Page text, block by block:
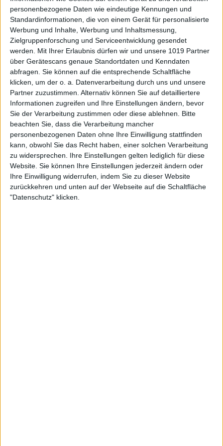
personenbezogene Daten wie eindeutige Kennungen und
Standardinformationen, die von einem Gerät für personalisierte
Werbung und Inhalte, Werbung und Inhaltsmessung,
Zielgruppenforschung und Serviceentwicklung gesendet
werden.
Mit Ihrer Erlaubnis dürfen wir und unsere 1019 Partner
über Gerätescans genaue Standortdaten und Kenndaten
abfragen. Sie können auf die entsprechende Schaltfläche
klicken, um der o. a. Datenverarbeitung durch uns und unsere
Partner zuzustimmen. Alternativ können Sie auf detailliertere
Informationen zugreifen und Ihre Einstellungen ändern, bevor
Sie der Verarbeitung zustimmen oder diese ablehnen.
Bitte
beachten Sie, dass die Verarbeitung mancher
personenbezogenen Daten ohne Ihre Einwilligung stattfinden
kann, obwohl Sie das Recht haben, einer solchen Verarbeitung
zu widersprechen. Ihre Einstellungen gelten lediglich für diese
Website. Sie können Ihre Einstellungen jederzeit ändern oder
Ihre Einwilligung widerrufen, indem Sie zu dieser Website
zurückkehren und unten auf der Webseite auf die Schaltfläche
"Datenschutz" klicken.